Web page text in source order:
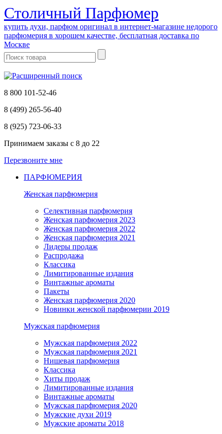
Cтоличный Парфюмер
купить духи, парфюм оригинал в интернет-магазине недорого
парфюмерия в хорошем качестве, бесплатная доставка по
Москве
8 800 101-52-46
8 (499) 265-56-40
8 (925) 723-06-33
Принимаем заказы с 8 до 22
Перезвоните мне
ПАРФЮМЕРИЯ
Женская парфюмерия
Селективная парфюмерия
Женская парфюмерия 2023
Женская парфюмерия 2022
Женская парфюмерия 2021
Лидеры продаж
Распродажа
Классика
Лимитированные издания
Винтажные ароматы
Пакеты
Женская парфюмерия 2020
Новинки женской парфюмерии 2019
Мужская парфюмерия
Мужская парфюмерия 2022
Мужская парфюмерия 2021
Нишевая парфюмерия
Классика
Хиты продаж
Лимитированные издания
Винтажные ароматы
Мужская парфюмерия 2020
Мужские духи 2019
Мужские ароматы 2018